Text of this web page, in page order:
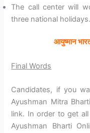
The call center will
three national holidays.
आयुष्मान
Final Words
Candidates, if you
Ayushman Mitra
link. In order to get
Ayushman Bharti